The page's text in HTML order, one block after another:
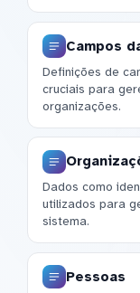
Campos
Definições de
cruciais para
organizações.
Dados como
utilizados para
sistema.
Pessoas